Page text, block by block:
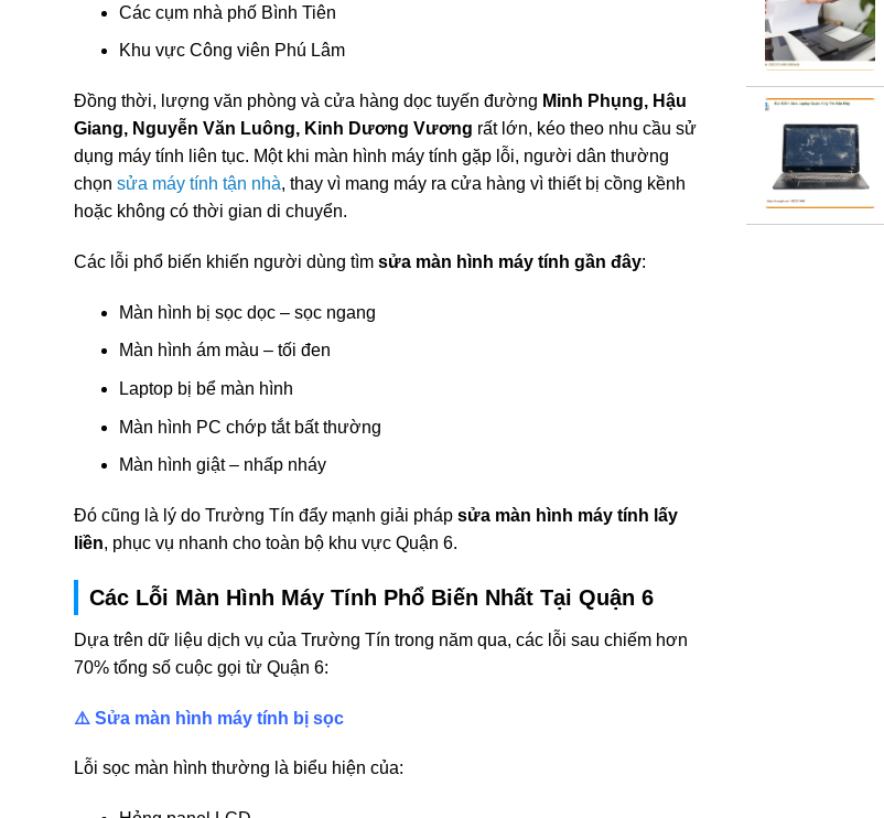
Các cụm nhà phố Bình Tiên
Khu vực Công viên Phú Lâm
Đồng thời, lượng văn phòng và cửa hàng dọc tuyến đường Minh Phụng, Hậu
Giang, Nguyễn Văn Luông, Kinh Dương Vương rất lớn, kéo theo nhu cầu sử
dụng máy tính liên tục. Một khi màn hình máy tính gặp lỗi, người dân thường
chọn sửa máy tính tận nhà, thay vì mang máy ra cửa hàng vì thiết bị cồng kềnh
hoặc không có thời gian di chuyển.
Các lỗi phổ biến khiến người dùng tìm sửa màn hình máy tính gần đây:
Màn hình bị sọc dọc – sọc ngang
Màn hình ám màu – tối đen
Laptop bị bể màn hình
Màn hình PC chớp tắt bất thường
Màn hình giật – nhấp nháy
Đó cũng là lý do Trường Tín đẩy mạnh giải pháp sửa màn hình máy tính lấy
liền, phục vụ nhanh cho toàn bộ khu vực Quận 6.
Các Lỗi Màn Hình Máy Tính Phổ Biến Nhất Tại Quận 6
Dựa trên dữ liệu dịch vụ của Trường Tín trong năm qua, các lỗi sau chiếm hơn
70% tổng số cuộc gọi từ Quận 6:
⚠️ Sửa màn hình máy tính bị sọc
Lỗi sọc màn hình thường là biểu hiện của: